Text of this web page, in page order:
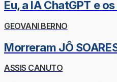
Eu, a IA ChatGPT e
GEOVANI BERNO
Morreram JÔ
ASSIS CANUTO